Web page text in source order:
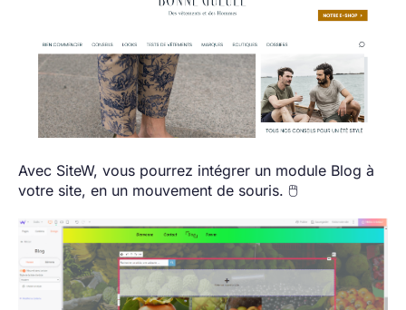
Avec SiteW, vous pourrez intégrer un module Blog à
votre site, en un mouvement de souris. 🖱️